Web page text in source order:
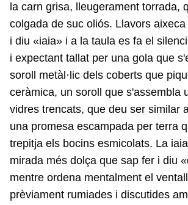
la carn grisa, lleugerament torrada,
colgada de suc oliós. Llavors
i diu «iaia» i a la taula es fa el
i expectant tallat per una gola que
soroll metàl·lic dels coberts que
ceràmica, un soroll que s'assembla
vidres trencats, que deu ser similar
una promesa escampada per terra
trepitja els bocins esmicolats. La
mirada més dolça que sap fer i diu
mentre ordena mentalment el
prèviament rumiades i discutides